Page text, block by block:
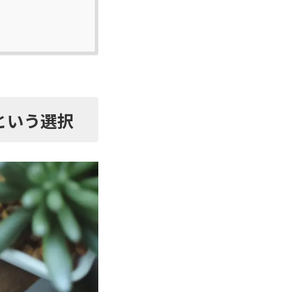
いう選択